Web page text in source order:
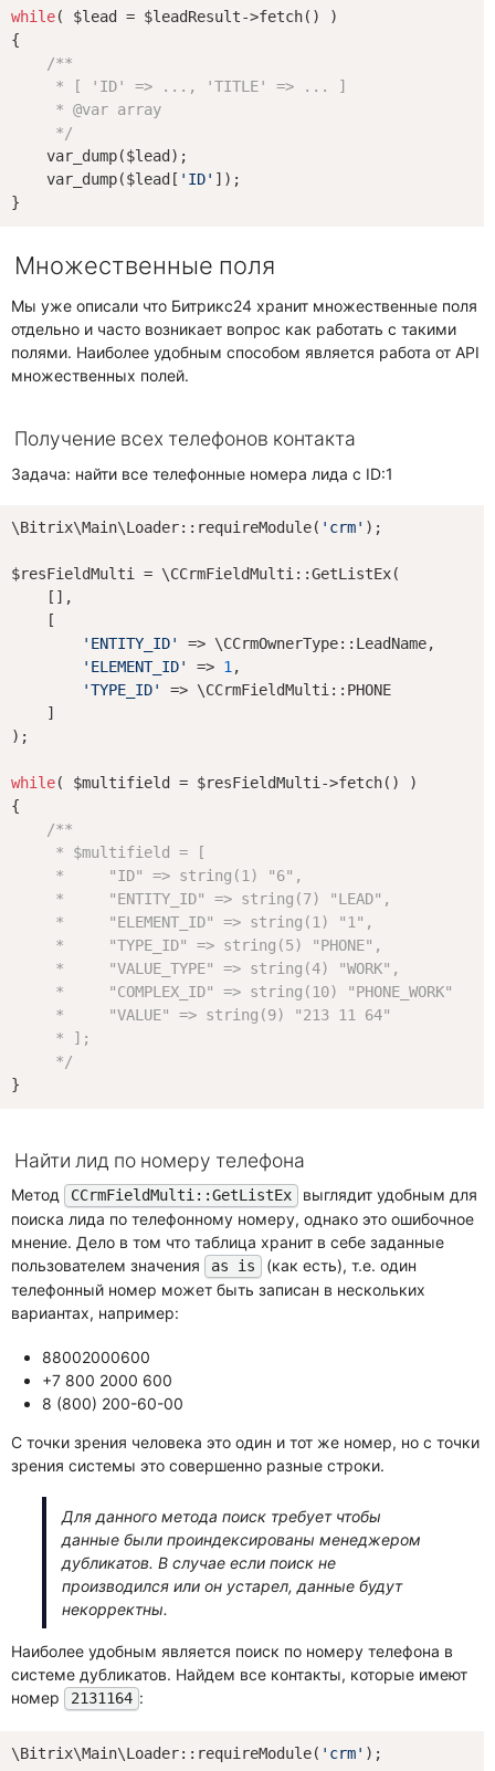
while( $lead = $leadResult->fetch() )
{
/**
     * [ 'ID' => ..., 'TITLE' => ... ]
     *
@var array
     */
    var_dump($lead);
    var_dump($lead[
'ID' ]);
Множественные поля
Мы уже описали что Битрикс24 хранит множественные поля
отдельно и часто возникает вопрос как работать с такими
полями. Наиболее удобным способом является работа от API
множественных полей.
Получение всех телефонов контакта
Задача: найти все телефонные номера лида с ID:1
\Bitrix\Main\Loader::requireModule( 'crm' );
$resFieldMulti = \CCrmFieldMulti::GetListEx(
    [],
    [
'ENTITY_ID'
=> \CCrmOwnerType::LeadName,
'ELEMENT_ID'
=> 1,
'TYPE_ID'
=> \CCrmFieldMulti::PHONE
    ]
);
while( $multifield = $resFieldMulti->fetch() )
{
/**
     * $multifield = [
     *     "ID" => string(1) "6",
     *     "ENTITY_ID" => string(7) "LEAD",
     *     "ELEMENT_ID" => string(1) "1",
     *     "TYPE_ID" => string(5) "PHONE",
     *     "VALUE_TYPE" => string(4) "WORK",
     *     "COMPLEX_ID" => string(10) "PHONE_WORK"
     *     "VALUE" => string(9) "213 11 64"
     * ];
     */
Найти лид по номеру телефона
Метод CCrmFieldMulti::GetListEx
выглядит удобным для
поиска лида по телефонному номеру, однако это ошибочное
мнение. Дело в том что таблица хранит в себе заданные
пользователем значения
as is
(как есть), т.е. один
телефонный номер может быть записан в нескольких
вариантах, например:
88002000600
+7 800 2000 600
8 (800) 200-60-00
С точки зрения человека это один и тот же номер, но с точки
зрения системы это совершенно разные строки.
Для данного метода поиск требует чтобы
данные были проиндексированы менеджером
дубликатов. В случае если поиск не
производился или он устарел, данные будут
некорректны.
Наиболее удобным является поиск по номеру телефона в
системе дубликатов. Найдем все контакты, которые имеют
номер
2131164 :
\Bitrix\Main\Loader::requireModule( 'crm' );